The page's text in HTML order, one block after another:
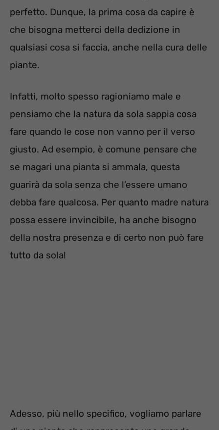
perfetto. Dunque, la prima cosa da capire è
che bisogna metterci della dedizione in
qualsiasi cosa si faccia, anche nella cura delle
piante.
Infatti, molto spesso ragioniamo male e
pensiamo che la natura da sola sappia cosa
fare quando le cose non vanno per il verso
giusto. Ad esempio, è comune pensare che
se magari una pianta si ammala, questa
guarirà da sola senza che l’essere umano
debba fare qualcosa. Per quanto madre natura
possa essere invincibile, ha anche bisogno
della nostra presenza e di certo non può fare
tutto da sola!
Adesso, più nello specifico, vogliamo parlare